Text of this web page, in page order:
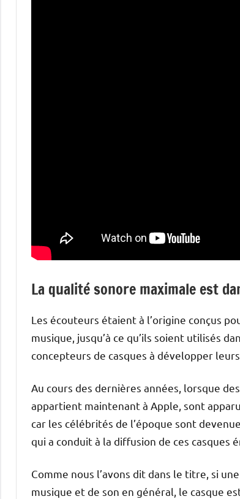
La qualité sonore maximale est
Les écouteurs étaient à l’origine conçus
musique, jusqu’à ce qu’ils soient utilisés
concepteurs de casques à développer
Au cours des dernières années, lorsque
appartient maintenant à Apple, sont
car les célébrités de l’époque sont
qui a conduit à la diffusion de ces casques
Comme nous l’avons dit dans le titre, si
musique et de son en général, le casque